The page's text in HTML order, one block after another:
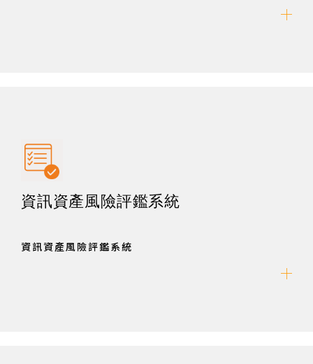
資訊資產風險評鑑系統
資訊資產風險評鑑系統